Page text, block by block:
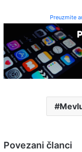
Preuzmite
Povezani članci